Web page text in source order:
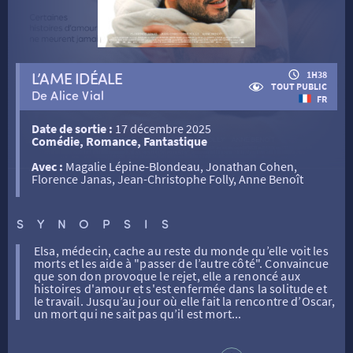
RETOUR
SÉANCES SPÉCIALES
THÉ CINÉ
ATELIERS PRATIQUES
RETOUR
LA SÉLECTION DES AMIS DU CINÉMA & LES FILMS
D’ACTUALITÉS
HISTORIQUE
RETOUR
TARIFS
NOS SALLES
L’AME IDÉALE
De Alice Vial
1H38
TOUT PUBLIC
FR
Date de sortie : 17 décembre 2025
Comédie, Romance, Fantastique
Avec : Magalie Lépine-Blondeau, Jonathan Cohen,
Florence Janas, Jean-Christophe Folly, Anne Benoît
SYNOPSIS
Elsa, médecin, cache au reste du monde qu’elle voit les
morts et les aide à "passer de l’autre côté". Convaincue
que son don provoque le rejet, elle a renoncé aux
histoires d'amour et s'est enfermée dans la solitude et
le travail. Jusqu’au jour où elle fait la rencontre d’Oscar,
un mort qui ne sait pas qu’il est mort...